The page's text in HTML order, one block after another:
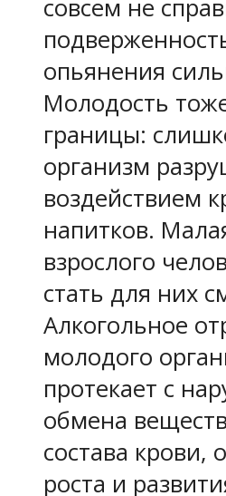
совсем не
опьянения
Молодость
границы:
организм
воздействием
напитков.
взрослого
стать для них
Алкогольное
молодого
протекает с
обмена
состава крови,
роста и